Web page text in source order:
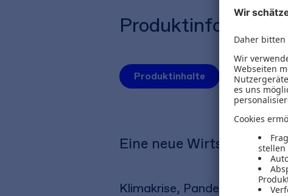
Produktinhalte Autoren
Eine neue
Klimakrise, Pandemie,